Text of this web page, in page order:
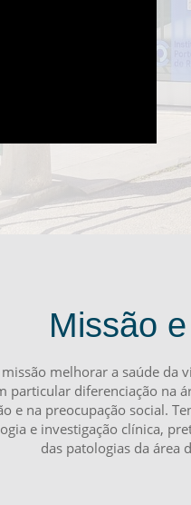
Missão
melhorar a saúde
diferenciação na
e na preocupação social.
e investigação clínica,
das patologias da área